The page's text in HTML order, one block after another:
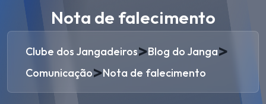
Nota de falecimento
Clube dos Jangadeiros>Blog do Janga>
Comunicação>Nota de falecimento